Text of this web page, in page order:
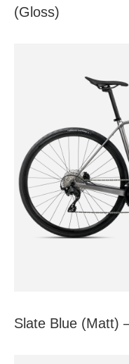
(Gloss)
Slate Blue (Matt)